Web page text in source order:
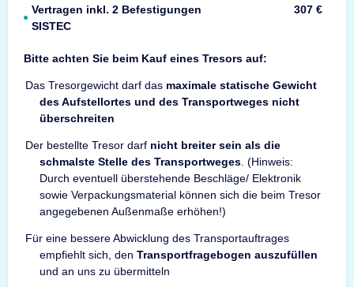
Vertragen inkl. 2 Befestigungen
SISTEC
307 €
Bitte achten Sie beim Kauf eines Tresors auf:
Das Tresorgewicht darf das maximale statische Gewicht
des Aufstellortes und des Transportweges nicht
überschreiten
Der bestellte Tresor darf nicht breiter sein als die
schmalste Stelle des Transportweges . (Hinweis:
Durch eventuell überstehende Beschläge/ Elektronik
sowie Verpackungsmaterial können sich die beim Tresor
angegebenen Außenmaße erhöhen!)
Für eine bessere Abwicklung des Transportauftrages
empfiehlt sich, den Transportfragebogen auszufüllen
und an uns zu übermitteln